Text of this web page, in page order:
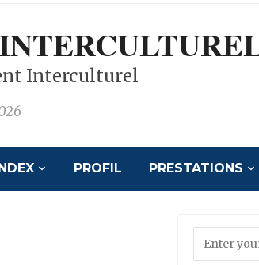
Interculturel
PROFIL PRESTATIONS